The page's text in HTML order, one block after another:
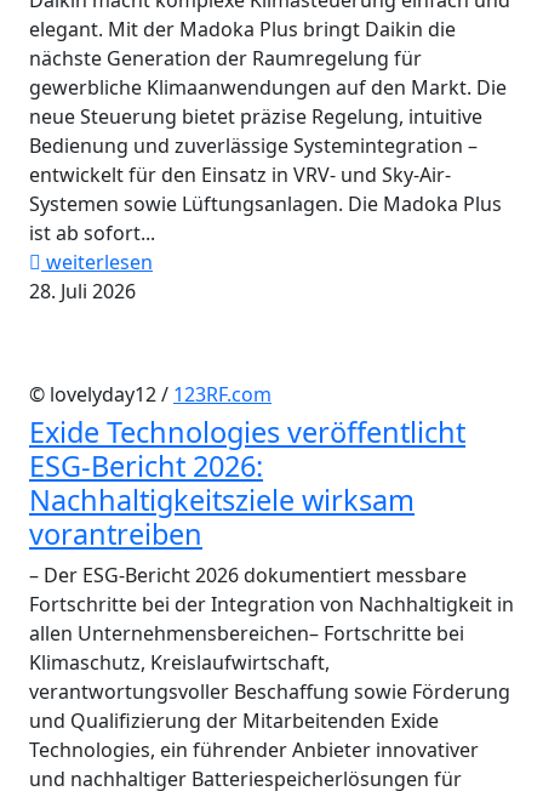
elegant. Mit der Madoka Plus bringt Daikin die
nächste Generation der Raumregelung für
gewerbliche Klimaanwendungen auf den Markt. Die
neue Steuerung bietet präzise Regelung, intuitive
Bedienung und zuverlässige Systemintegration –
entwickelt für den Einsatz in VRV- und Sky-Air-
Systemen sowie Lüftungsanlagen. Die Madoka Plus
ist ab sofort...
weiterlesen
28. Juli 2026
© lovelyday12 / 123RF.com
Exide Technologies veröffentlicht
ESG-Bericht 2026:
Nachhaltigkeitsziele wirksam
vorantreiben
– Der ESG-Bericht 2026 dokumentiert messbare
Fortschritte bei der Integration von Nachhaltigkeit in
allen Unternehmensbereichen– Fortschritte bei
Klimaschutz, Kreislaufwirtschaft,
verantwortungsvoller Beschaffung sowie Förderung
und Qualifizierung der Mitarbeitenden Exide
Technologies, ein führender Anbieter innovativer
und nachhaltiger Batteriespeicherlösungen für